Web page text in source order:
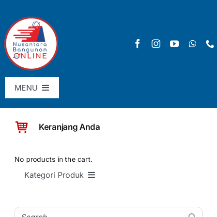
content
MENU
Menu Utama
Pricelist
SHOP
Checkout
Keranjang Anda
No products in the cart.
Kategori Produk